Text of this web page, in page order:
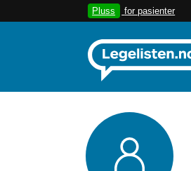
Pluss for pasienter